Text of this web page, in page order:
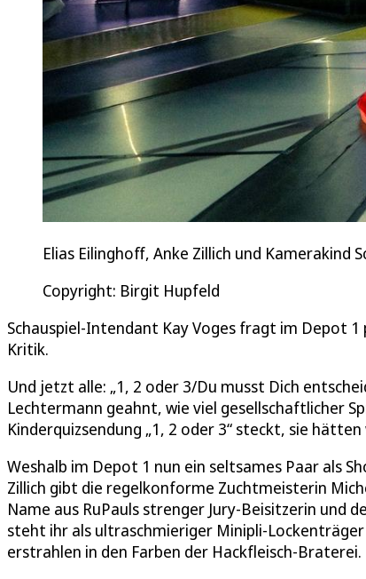
Elias Eilinghoff, Anke Zillich und Kamerakind
Copyright: Birgit Hupfeld
Schauspiel-Intendant Kay Voges fragt im Depot
Kritik.
Und jetzt alle: „1, 2 oder 3/Du musst Dich
Lechtermann geahnt, wie viel gesellschaftlicher
Kinderquizsendung „1, 2 oder 3“ steckt, sie
Weshalb im Depot 1 nun ein seltsames Paar als
Zillich gibt die regelkonforme Zuchtmeisterin
Name aus RuPauls strenger Jury-Beisitzerin und
steht ihr als ultraschmieriger Minipli-
erstrahlen in den Farben der Hackfleisch-Braterei.